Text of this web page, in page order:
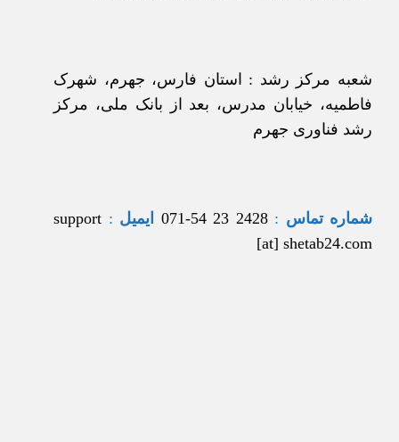
شعبه مرکز رشد : استان فارس، جهرم، شهرک
فاطمیه، خیابان مدرس، بعد از بانک ملی، مرکز
رشد فناوری جهرم
شماره تماس :
2428 23 54-071 ایمیل :
support
[at] shetab24.com